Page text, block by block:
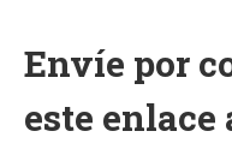
Envíe por
este enlace